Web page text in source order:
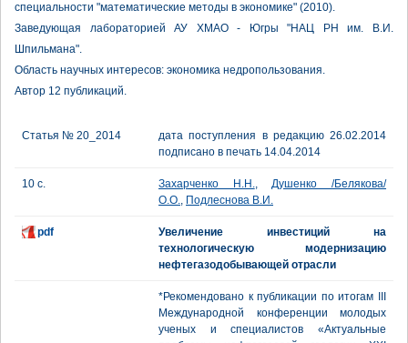
специальности "математические методы в экономике" (2010).
Заведующая лабораторией АУ ХМАО - Югры "НАЦ РН им. В.И.
Шпильмана".
Область научных интересов: экономика недропользования.
Автор 12 публикаций.
Статья № 20_2014
дата поступления в редакцию 26.02.2014
подписано в печать 14.04.2014
10 с. Захарченко Н.Н.,Душенко /Белякова/
О.О., Подлеснова В.И.
pdf
Увеличение инвестиций на
технологическую модернизацию
нефтегазодобывающей отрасли
*Рекомендовано к публикации по итогам III
Международной конференции молодых
ученых и специалистов «Актуальные